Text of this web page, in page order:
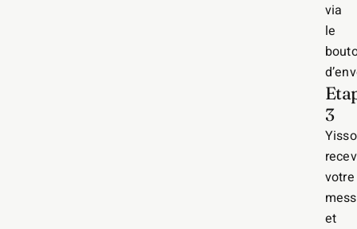
via
le
3
votre
et